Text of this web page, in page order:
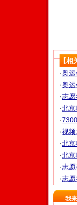
【相
·奥运
·奥运
·志愿
·北京
·
·视频
·北京
·北京
·志愿
·志愿
我